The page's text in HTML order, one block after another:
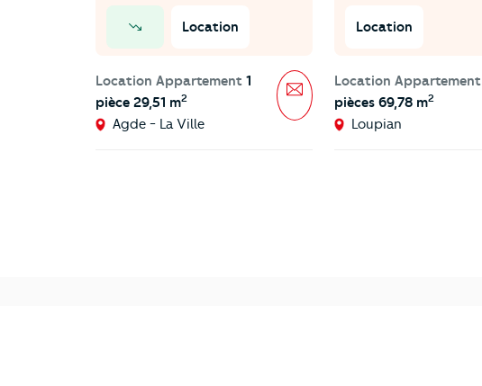
Location
Location Appartement 1
pièce 29,51 m2
Agde - La Ville
Message
Location
Location Appartement
pièces 69,78 m2
Loupian